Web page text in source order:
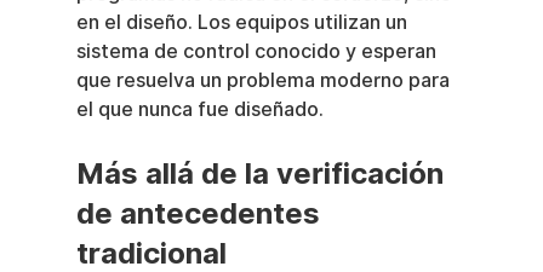
en el diseño. Los equipos utilizan un
sistema de control conocido y esperan
que resuelva un problema moderno para
el que nunca fue diseñado.
Más allá de la verificación
de antecedentes
tradicional